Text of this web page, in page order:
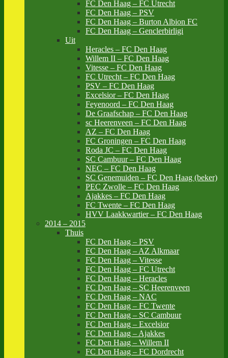
FC Den Haag – FC Utrecht
FC Den Haag – PSV
FC Den Haag – Burton Albion FC
FC Den Haag – Genclerbirligi
Uit
Heracles – FC Den Haag
Willem II – FC Den Haag
Vitesse – FC Den Haag
FC Utrecht – FC Den Haag
PSV – FC Den Haag
Excelsior – FC Den Haag
Feyenoord – FC Den Haag
De Graafschap – FC Den Haag
sc Heerenveen – FC Den Haag
AZ – FC Den Haag
FC Groningen – FC Den Haag
Roda JC – FC Den Haag
SC Cambuur – FC Den Haag
NEC – FC Den Haag
SC Genemuiden – FC Den Haag (beker)
PEC Zwolle – FC Den Haag
Ajakkes – FC Den Haag
FC Twente – FC Den Haag
HVV Laakkwartier – FC Den Haag
2014 – 2015
Thuis
FC Den Haag – PSV
FC Den Haag – AZ Alkmaar
FC Den Haag – Vitesse
FC Den Haag – FC Utrecht
FC Den Haag – Heracles
FC Den Haag – SC Heerenveen
FC Den Haag – NAC
FC Den Haag – FC Twente
FC Den Haag – SC Cambuur
FC Den Haag – Excelsior
FC Den Haag – Ajakkes
FC Den Haag – Willem II
FC Den Haag – FC Dordrecht